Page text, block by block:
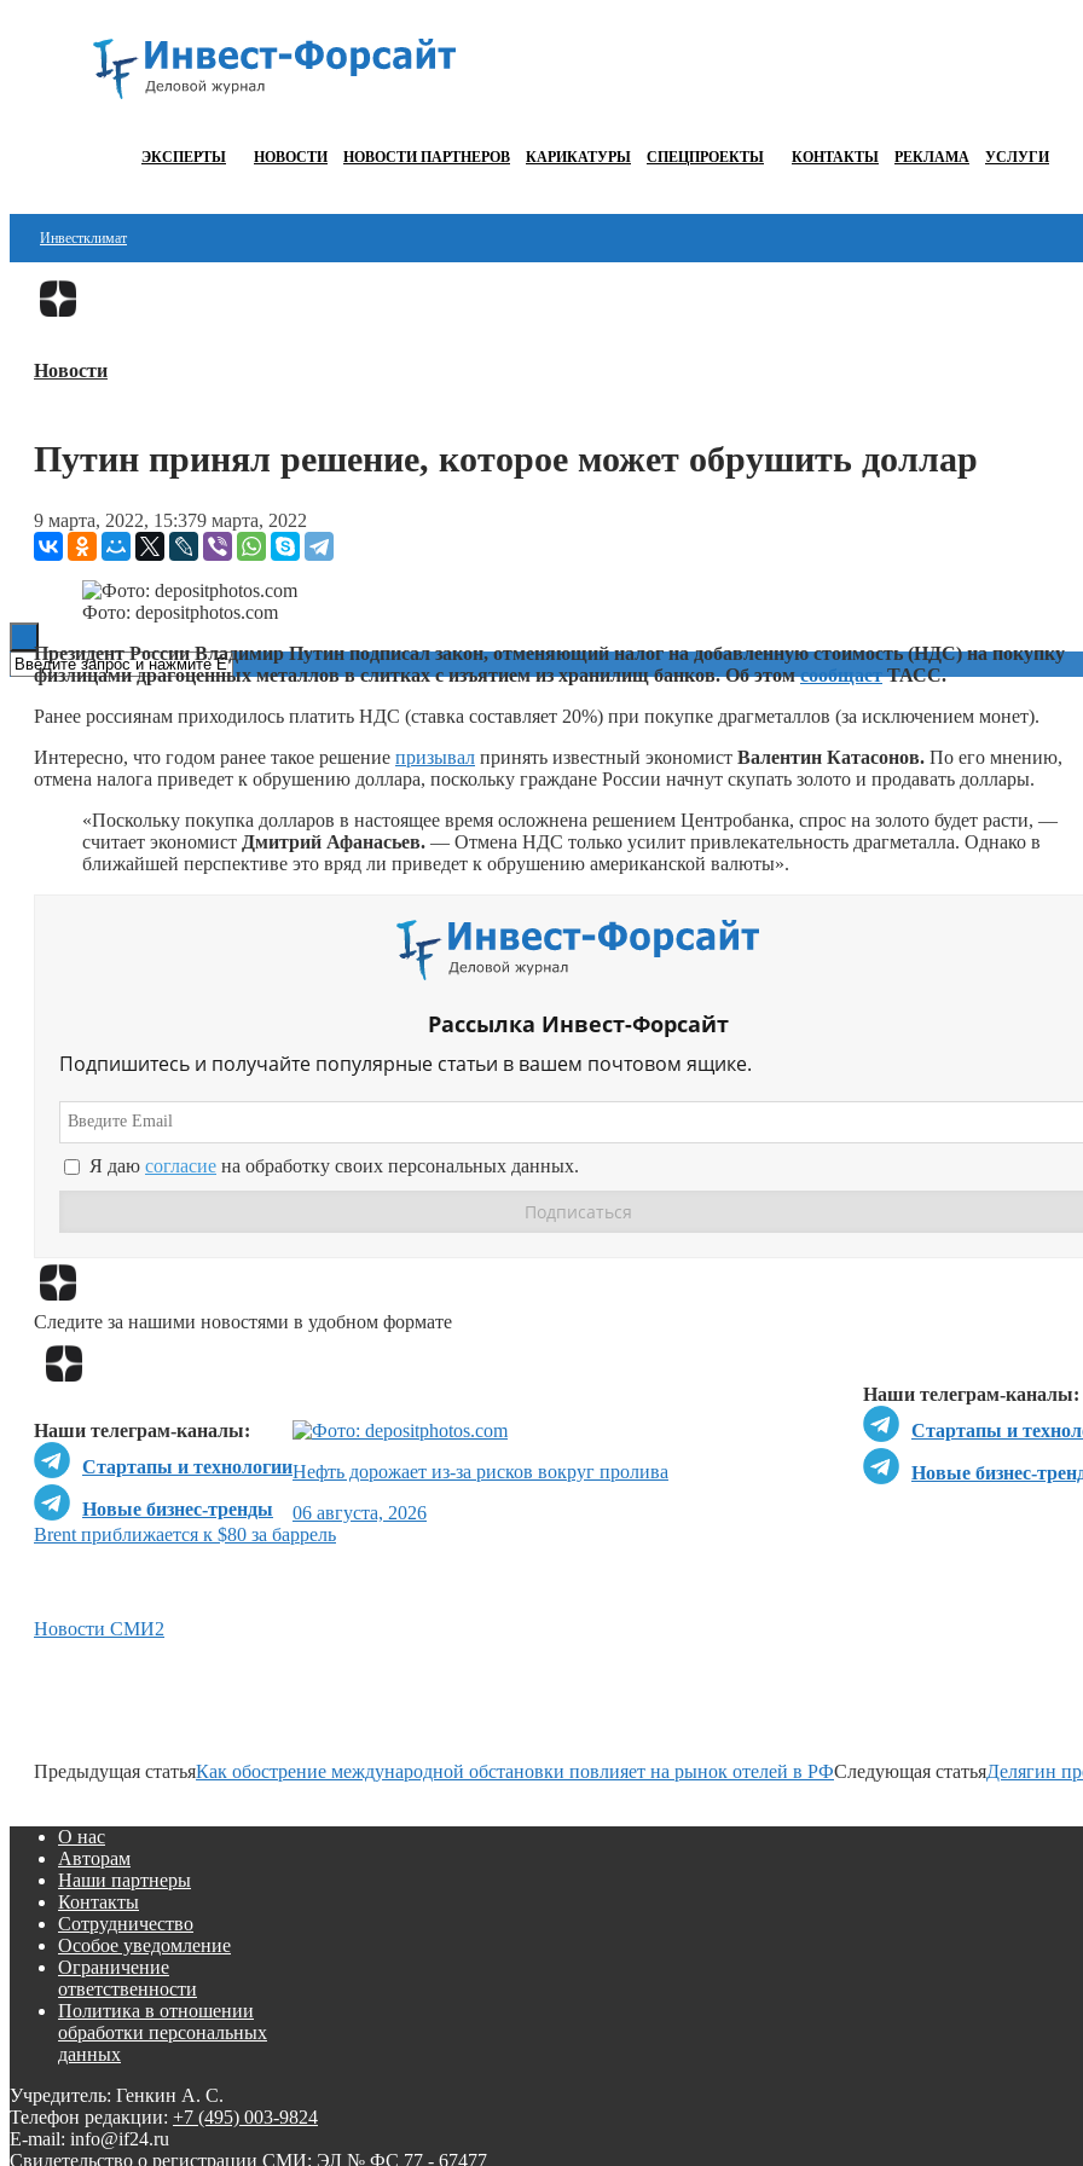
ЭКСПЕРТЫ НОВОСТИ НОВОСТИ ПАРТНЕРОВ КАРИКАТУРЫ СПЕЦПРОЕКТЫ КОНТАКТЫ РЕКЛАМА УСЛУГИ
Инвестклимат
Финансы
Блокчейн
Технологии
ESG
Новости
Путин принял решение, которое может обрушить доллар
9 марта, 2022, 15:379 марта, 2022
Фото: depositphotos.com
Президент России Владимир Путин подписал закон, отменяющий налог на добавленную стоимость (НДС) на покупку
физлицами драгоценных металлов в слитках с изъятием из хранилищ банков. Об этомсообщаетТАСС.
Ранее россиянам приходилось платить НДС (ставка составляет 20%) при покупке драгметаллов (за исключением монет).
Интересно, что годом ранее такое решение призывал принять известный экономист Валентин Катасонов. По его мнению,
отмена налога приведет к обрушению доллара, поскольку граждане России начнут скупать золото и продавать доллары.
«Поскольку покупка долларов в настоящее время осложнена решением Центробанка, спрос на золото будет расти, —
считает экономист Дмитрий Афанасьев. — Отмена НДС только усилит привлекательность драгметалла. Однако в
ближайшей перспективе это вряд ли приведет к обрушению американской валюты».
Рассылка Инвест-Форсайт
Подпишитесь и получайте популярные статьи в вашем почтовом ящике.
Я даю согласие на обработку своих персональных данных.
Следите за нашими новостями в удобном формате
Наши телеграм-каналы:
Стартапы и
Новые бизнес-
Наши телеграм-каналы:
Стартапы и технологии
Новые бизнес-тренды
Нефть дорожает из-за рисков вокруг пролива
06 августа, 2026
Brent приближается к $80 за баррель
Новости СМИ2
Предыдущая статьяКак обострение международной обстановки повлияет на рынок отелей в РФСледующая статьяДелягин
О нас
Авторам
Наши партнеры
Контакты
Сотрудничество
Особое уведомление
Ограничение
ответственности
Политика в отношении
обработки персональных
данных
Учредитель: Генкин А. С.
Телефон редакции: +7 (495) 003-9824
E-mail: info@if24.ru
Свидетельство о регистрации СМИ: ЭЛ № ФС 77 - 67477